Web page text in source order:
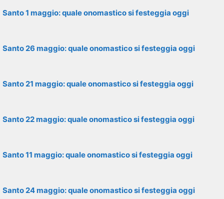
Santo 1 maggio: quale onomastico si festeggia oggi
Santo 26 maggio: quale onomastico si festeggia oggi
Santo 21 maggio: quale onomastico si festeggia oggi
Santo 22 maggio: quale onomastico si festeggia oggi
Santo 11 maggio: quale onomastico si festeggia oggi
Santo 24 maggio: quale onomastico si festeggia oggi